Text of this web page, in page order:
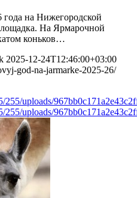
года на Нижегородской
На Ярмарочной
коньков…
2025-12-24T12:46:00+03:00
god-na-jarmarke-2025-26/
255/uploads/
255/uploads/